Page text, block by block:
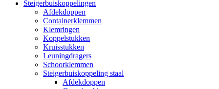
Steigerbuiskoppelingen
Afdekdoppen
Containerklemmen
Klemringen
Koppelstukken
Kruisstukken
Leuningdragers
Schoorklemmen
Steigerbuiskoppeling staal
Afdekdoppen